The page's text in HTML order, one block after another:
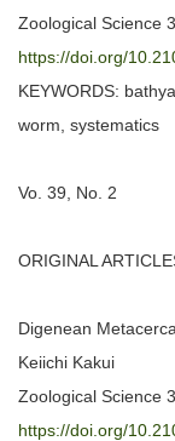
Zoological Science
https://doi.org/
KEYWORDS:
worm, systematics
Vo. 39, No. 2
ORIGINAL
Digenean
Keiichi Kakui
Zoological Science
https://doi.org/